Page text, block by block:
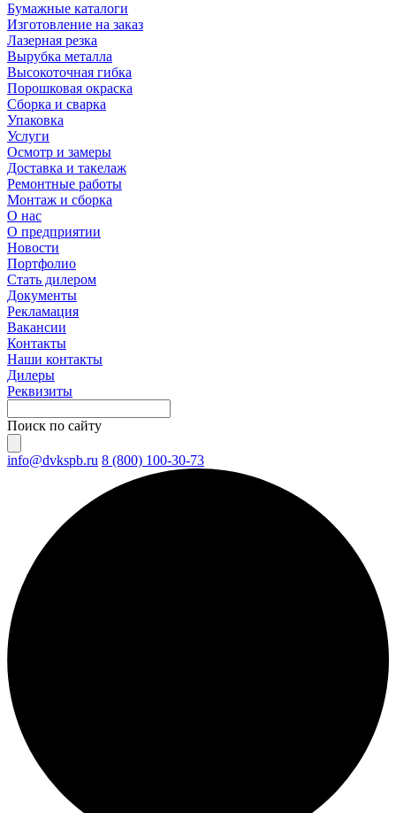
Бумажные каталоги
Изготовление на заказ
Лазерная резка
Вырубка металла
Высокоточная гибка
Порошковая окраска
Сборка и сварка
Упаковка
Услуги
Осмотр и замеры
Доставка и такелаж
Ремонтные работы
Монтаж и сборка
О нас
О предприятии
Новости
Портфолио
Стать дилером
Документы
Рекламация
Вакансии
Контакты
Наши контакты
Дилеры
Реквизиты
Поиск по сайту
info@dvkspb.ru 8 (800) 100-30-73